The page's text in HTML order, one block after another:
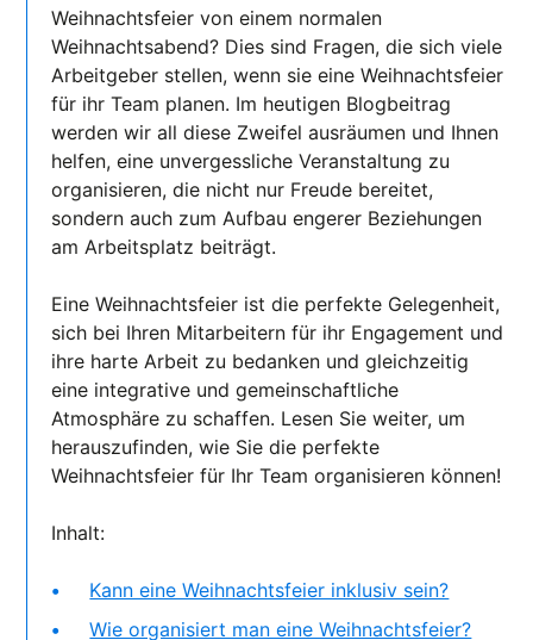
Weihnachtsfeier von einem normalen
Weihnachtsabend? Dies sind Fragen, die sich viele
Arbeitgeber stellen, wenn sie eine Weihnachtsfeier
für ihr Team planen. Im heutigen Blogbeitrag
werden wir all diese Zweifel ausräumen und Ihnen
helfen, eine unvergessliche Veranstaltung zu
organisieren, die nicht nur Freude bereitet,
sondern auch zum Aufbau engerer Beziehungen
am Arbeitsplatz beiträgt.
Eine Weihnachtsfeier ist die perfekte Gelegenheit,
sich bei Ihren Mitarbeitern für ihr Engagement und
ihre harte Arbeit zu bedanken und gleichzeitig
eine integrative und gemeinschaftliche
Atmosphäre zu schaffen. Lesen Sie weiter, um
herauszufinden, wie Sie die perfekte
Weihnachtsfeier für Ihr Team organisieren können!
Inhalt:
Kann eine Weihnachtsfeier inklusiv sein?
Wie organisiert man eine Weihnachtsfeier?